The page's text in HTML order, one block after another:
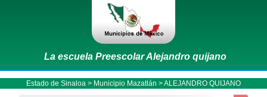
La escuela Preescolar Alejandro quijano
Estado de Sinaloa > Municipio Mazatlán > ALEJANDRO QUIJANO